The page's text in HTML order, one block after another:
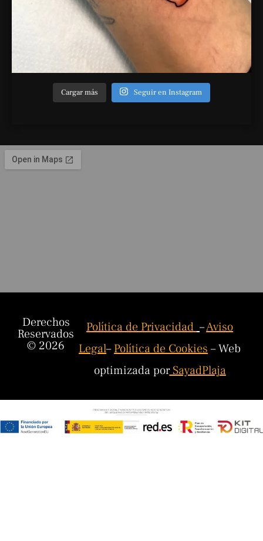
Cargar más Seguir en Instagram
Derechos
Reservados
© 2026
Política de Privacidad–Aviso
Legal–Política de Cookies– Web
optimizada porSayadPlaja